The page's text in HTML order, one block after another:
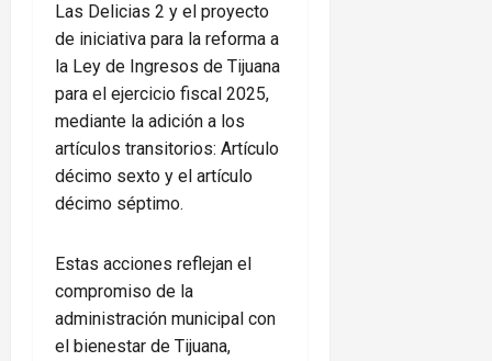
Las Delicias 2 y el proyecto
de iniciativa para la reforma a
la Ley de Ingresos de Tijuana
para el ejercicio fiscal 2025,
mediante la adición a los
artículos transitorios: Artículo
décimo sexto y el artículo
décimo séptimo.
Estas acciones reflejan el
compromiso de la
administración municipal con
el bienestar de Tijuana,